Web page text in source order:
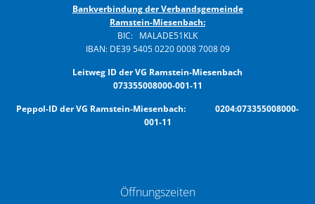
Bankverbindung der Verbandsgemeinde
Ramstein-Miesenbach:
BIC: MALADE51KLK
IBAN: DE39 5405 0220 0008 7008 09
Leitweg ID der VG Ramstein-Miesenbach
073355008000-001-11
Peppol-ID der VG Ramstein-Miesenbach: 0204:073355008000-
001-11
Öffnungszeiten